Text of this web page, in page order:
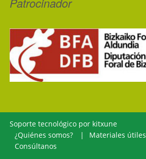
Soporte tecnológico por kitxune
¿Quiénes somos?
Materiales útiles
Consúltanos